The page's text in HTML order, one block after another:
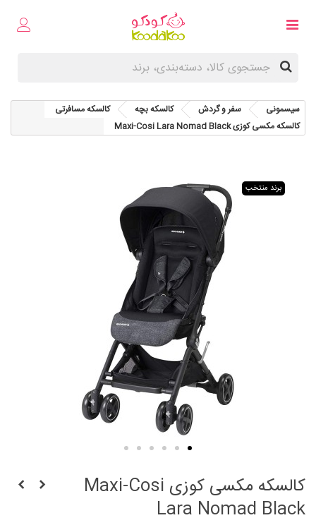
سیسمونی سفر و گردش کالسکه بچه
کالسکه مسافرتی
کالسکه مکسی کوزی Maxi-Cosi Lara Nomad Black
برند منتخب
کالسکه مکسی کوزی Maxi-Cosi
Lara Nomad Black